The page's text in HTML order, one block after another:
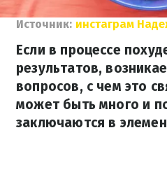
Источник: инстаграм
Если в процессе
результатов,
вопросов, с чем это
может быть много и
заключаются в